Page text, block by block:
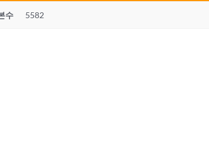
수 5582